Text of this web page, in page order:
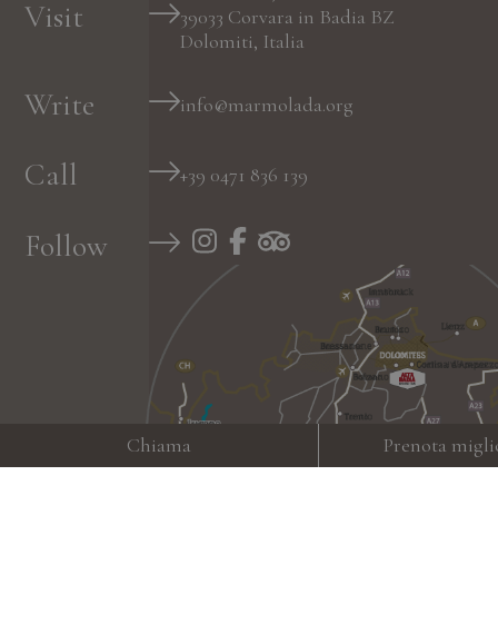
Visit
39033 Corvara in Badia BZ
Dolomiti, Italia
Write info@marmolada.org
Call +39 0471 836 139
Follow
Chiama Prenota